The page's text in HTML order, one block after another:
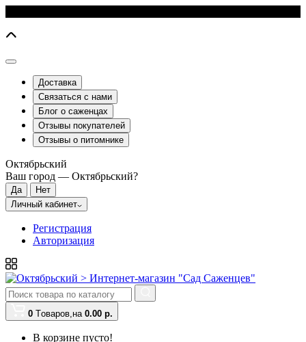
Доставка
Связаться с нами
Блог о саженцах
Отзывы покупателей
Отзывы о питомнике
Октябрьский
Ваш город — Октябрьский?
Личный кабинет
Регистрация
Авторизация
0 Tоваров,на 0.00 р.
В корзине пусто!